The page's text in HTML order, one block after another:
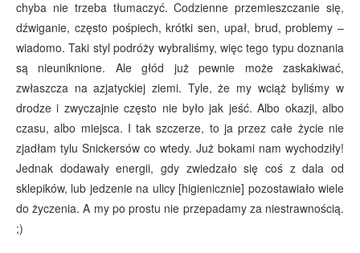
chyba nie trzeba tłumaczyć. Codzienne przemieszczanie się,
dźwiganie, często pośpiech, krótki sen, upał, brud, problemy –
wiadomo. Taki styl podróży wybraliśmy, więc tego typu doznania
są nieuniknione. Ale głód już pewnie może zaskakiwać,
zwłaszcza na azjatyckiej ziemi. Tyle, że my wciąż byliśmy w
drodze i zwyczajnie często nie było jak jeść. Albo okazji, albo
czasu, albo miejsca. I tak szczerze, to ja przez całe życie nie
zjadłam tylu Snickersów co wtedy. Już bokami nam wychodziły!
Jednak dodawały energii, gdy zwiedzało się coś z dala od
sklepików, lub jedzenie na ulicy [higienicznie] pozostawiało wiele
do życzenia. A my po prostu nie przepadamy za niestrawnością.
;)